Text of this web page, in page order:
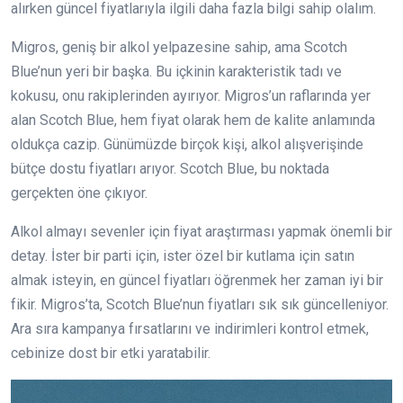
alırken güncel fiyatlarıyla ilgili daha fazla bilgi sahip olalım.
Migros, geniş bir alkol yelpazesine sahip, ama Scotch
Blue’nun yeri bir başka. Bu içkinin karakteristik tadı ve
kokusu, onu rakiplerinden ayırıyor. Migros’un raflarında yer
alan Scotch Blue, hem fiyat olarak hem de kalite anlamında
oldukça cazip. Günümüzde birçok kişi, alkol alışverişinde
bütçe dostu fiyatları arıyor. Scotch Blue, bu noktada
gerçekten öne çıkıyor.
Alkol almayı sevenler için fiyat araştırması yapmak önemli bir
detay. İster bir parti için, ister özel bir kutlama için satın
almak isteyin, en güncel fiyatları öğrenmek her zaman iyi bir
fikir. Migros’ta, Scotch Blue’nun fiyatları sık sık güncelleniyor.
Ara sıra kampanya fırsatlarını ve indirimleri kontrol etmek,
cebinize dost bir etki yaratabilir.